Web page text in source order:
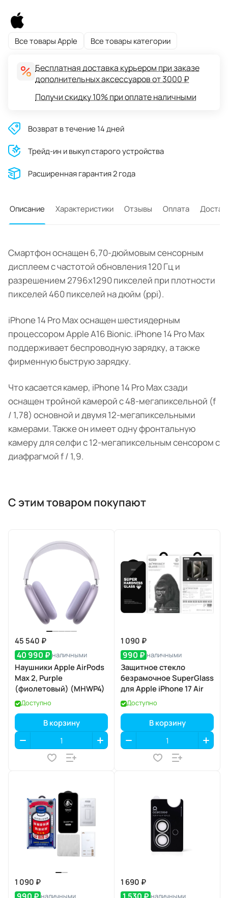
Все товары Apple Все товары категории
Бесплатная доставка курьером при заказе
дополнительных аксессуаров от 3000 ₽
Получи скидку 10% при оплате наличными
Возврат в течение 14 дней
Трейд-ин и выкуп старого устройства
Расширенная гарантия 2 года
Описание Характеристики Отзывы Оплата
Смартфон оснащен 6,70-дюймовым сенсорным
дисплеем с частотой обновления 120 Гц и
разрешением 2796x1290 пикселей при плотности
пикселей 460 пикселей на дюйм (ppi).
iPhone 14 Pro Max оснащен шестиядерным
процессором Apple A16 Bionic. iPhone 14 Pro Max
поддерживает беспроводную зарядку, а также
фирменную быструю зарядку.
Что касается камер, iPhone 14 Pro Max сзади
оснащен тройной камерой с 48-мегапиксельной (f
/ 1,78) основной и двумя 12-мегапиксельными
камерами. Также он имеет одну фронтальную
камеру для селфи с 12-мегапиксельным сенсором с
диафрагмой f / 1,9.
С этим товаром покупают
45 540 ₽
40 990 ₽ наличными
Наушники Apple AirPods
Max 2, Purple
(фиолетовый) (MHWP4)
Доступно
В корзину
1 090 ₽
990 ₽ наличными
Защитное стекло
безрамочное SuperGlass
для Apple iPhone 17 Air
Доступно
В корзину
1 090 ₽
наличными
1 690 ₽
наличными